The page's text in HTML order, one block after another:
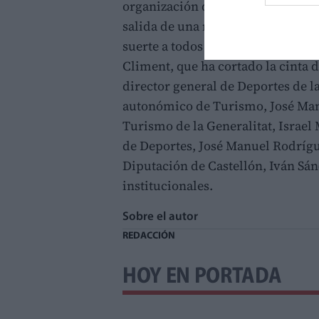
organización de la prueba por
salida de una muestra de tal
suerte a todos los deportistas", ha
Climent, que ha cortado la cinta
director general de Deportes de
autonómico de Turismo, José
Turismo de la Generalitat, Israel
de Deportes, José Manuel
Diputación de Castellón, Iván
institucionales.
Sobre el autor
REDACCIÓN
HOY EN PORTADA